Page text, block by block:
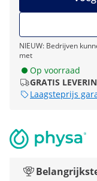
NIEUW: Bedrijven
met
Op voorraad
GRATIS
Laagsteprijs